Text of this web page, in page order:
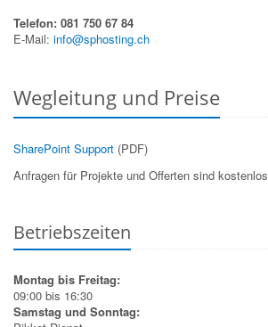
Telefon: 081 750 67 84
E-Mail: info@sphosting.ch
Wegleitung und Preise
SharePoint Support (PDF)
Anfragen für Projekte und Offerten sind kostenlos
Betriebszeiten
Montag bis Freitag:
09:00 bis 16:30
Samstag und Sonntag: